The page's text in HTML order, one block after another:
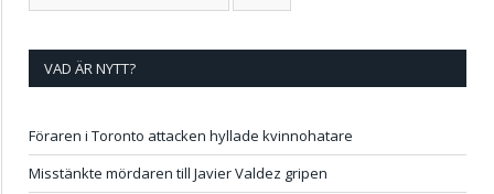
VAD ÄR NYTT?
Föraren i Toronto attacken hyllade kvinnohatare
Misstänkte mördaren till Javier Valdez gripen